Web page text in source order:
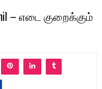
– எடை குறைக்கும்